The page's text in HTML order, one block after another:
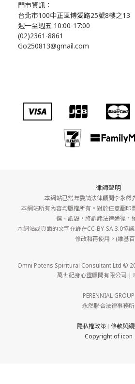
門市資訊：
台北市100中正區博愛路25號8樓之13
週一至週五 10:00-17:00
(02)2361-8861
Go250813@gmail.com
律師聲明
本網站已常年委請法律顧問李永然
本網站所有內容均版權所有。對於任意翻印
傷、詆毀，將訴諸法律途徑，
本網站或頁面的文字允許在CC-BY-SA 3.0協
修改和再使用。(維基
Omni Potens Spiritural Consultant Ltd ©
萬世紀身心靈顧問有限公司 |
PERENNIAL GROUP
永然聯合法律事務所
隱私權政策 條款與細
Copyright of icon